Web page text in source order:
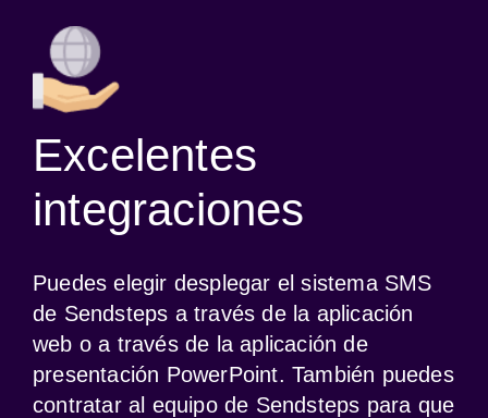
Excelentes
integraciones
Puedes elegir desplegar el sistema SMS
de Sendsteps a través de la aplicación
web o a través de la aplicación de
presentación PowerPoint. También puedes
contratar al equipo de Sendsteps para que